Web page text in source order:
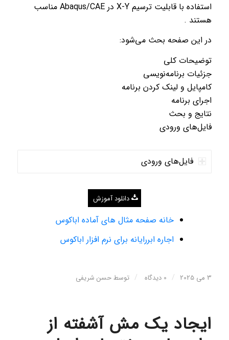
استفاده با قابلیت ترسیم X-Y در Abaqus/CAE مناسب
هستند .
در این صفحه بحث می‌شود:
توضیحات کلی
جزئیات برنامه‌نویسی
کامپایل و لینک کردن برنامه
اجرای برنامه
نتایج و بحث
فایل‌های ورودی
فایل‌های ورودی
دانلود آموزش
خانه صفحه مثال های آماده اباکوس
اجاره ابررایانه برای نرم افزار اباکوس
3 می 2025 / 0 دیدگاه / توسطحسن شریفی
ایجاد یک مش آشفته از